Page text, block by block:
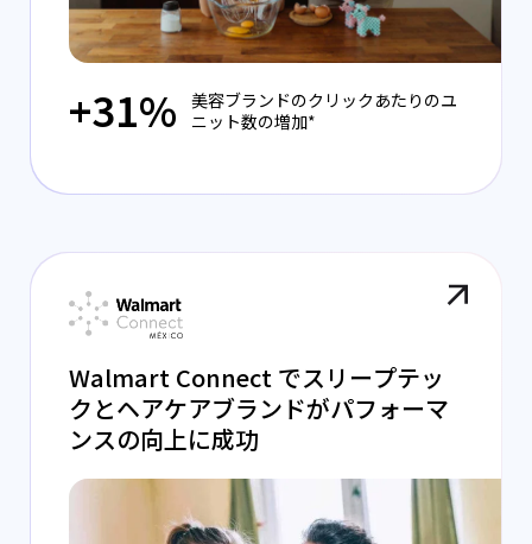
+31%
美容ブランドのクリックあたりのユ
ニット数の増加*
Walmart Connect でスリープテッ
クとヘアケアブランドがパフォーマ
ンスの向上に成功